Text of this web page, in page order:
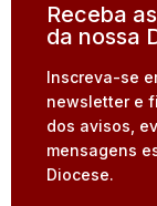
Receba
da nossa
Inscreva-se
newsletter e
dos avisos,
mensagens
Diocese.